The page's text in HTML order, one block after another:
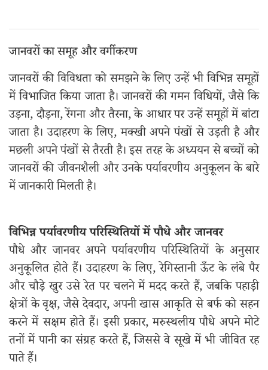
जानवरों का समूह और वर्गीकरण
जानवरों की विविधता को समझने के लिए उन्हें भी विभिन्न समूहों
में विभाजित किया जाता है। जानवरों की गमन विधियों, जैसे कि
उड़ना, दौड़ना, रेंगना और तैरना, के आधार पर उन्हें समूहों में बांटा
जाता है। उदाहरण के लिए, मक्खी अपने पंखों से उड़ती है और
मछली अपने पंखों से तैरती है। इस तरह के अध्ययन से बच्चों को
जानवरों की जीवनशैली और उनके पर्यावरणीय अनुकूलन के बारे
में जानकारी मिलती है।
विभिन्न पर्यावरणीय परिस्थितियों में पौधे और जानवर
पौधे और जानवर अपने पर्यावरणीय परिस्थितियों के अनुसार
अनुकूलित होते हैं। उदाहरण के लिए, रेगिस्तानी ऊँट के लंबे पैर
और चौड़े खुर उसे रेत पर चलने में मदद करते हैं, जबकि पहाड़ी
क्षेत्रों के वृक्ष, जैसे देवदार, अपनी खास आकृति से बर्फ को सहन
करने में सक्षम होते हैं। इसी प्रकार, मरुस्थलीय पौधे अपने मोटे
तनों में पानी का संग्रह करते हैं, जिससे वे सूखे में भी जीवित रह
पाते हैं।